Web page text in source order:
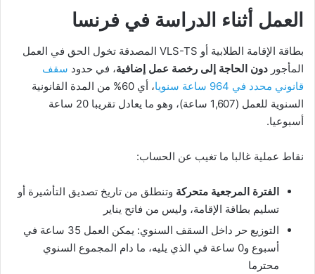
العمل أثناء الدراسة في فرنسا
بطاقة الإقامة الطلابية أو VLS-TS المصدقة تخول الحق في العمل
المأجور دون الحاجة إلى رخصة عمل إضافية، في حدود سقف
قانوني محدد في 964 ساعة سنويا
، أي 60% من المدة القانونية
السنوية للعمل (1,607 ساعة)، وهو ما يعادل تقريبا 20 ساعة
أسبوعيا.
نقاط عملية غالبا ما تغيب عن الحساب:
الفترة المرجعية متحركة وتنطلق من تاريخ تصديق التأشيرة أو
تسليم بطاقة الإقامة، وليس من فاتح يناير
التوزيع حر داخل السقف السنوي: يمكن العمل 35 ساعة في
أسبوع و0 ساعة في الذي يليه، ما دام المجموع السنوي
محترما